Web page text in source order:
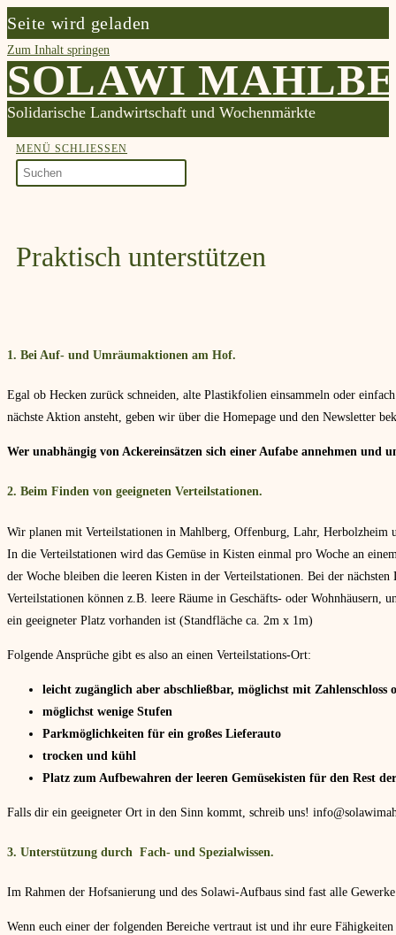
Seite wird geladen
Zum Inhalt springen
SOLAWI
Solidarische Landwirtschaft und Wochenmärkte
MENÜ SCHLIESSEN
Praktisch unterstützen
1. Bei Auf- und Umräumaktionen am Hof.
Egal ob Hecken zurück schneiden, alte Plastikfolien einsammeln oder
nächste Aktion ansteht, geben wir über die Homepage und den Newsletter
Wer unabhängig von Ackereinsätzen sich einer Aufabe annehmen und
2. Beim Finden von geeigneten Verteilstationen.
Wir planen mit Verteilstationen in Mahlberg, Offenburg, Lahr, Herbolzheim
In die Verteilstationen wird das Gemüse in Kisten einmal pro Woche an
der Woche bleiben die leeren Kisten in der Verteilstationen. Bei der
Verteilstationen können z.B. leere Räume in Geschäfts- oder Wohnhäusern,
ein geeigneter Platz vorhanden ist (Standfläche ca. 2m x 1m)
Folgende Ansprüche gibt es also an einen Verteilstations-Ort:
leicht zugänglich aber abschließbar, möglichst mit Zahlenschloss
möglichst wenige Stufen
Parkmöglichkeiten für ein großes Lieferauto
trocken und kühl
Platz zum Aufbewahren der leeren Gemüsekisten für den Rest
Falls dir ein geeigneter Ort in den Sinn kommt, schreib uns!
3. Unterstützung durch Fach- und Spezialwissen.
Im Rahmen der Hofsanierung und des Solawi-Aufbaus sind fast alle
Wenn euch einer der folgenden Bereiche vertraut ist und ihr eure